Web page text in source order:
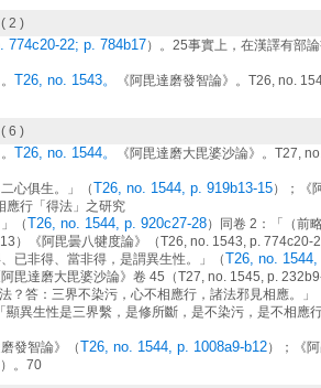
2 )
774c20-22; p. 784b17）。25事實上，在漢譯有部
T26, no. 1543。
《阿毘達磨發智論》。T26, no.
6 )
T26, no. 1544。
《阿毘達磨大毘婆沙論》。T27,
心俱生。」（T26, no. 1544, p. 919b13-15）；《
應行「得法」之研究
（T26, no. 1544, p. 920c27-28）同卷 2：「（前
）《阿毘曇八犍度論》（T26, no. 1543, p. 774c20-
已非得、當非得，是謂異生性。」（T26, no. 1544,
毘達磨大毘婆沙論》卷 45（T27, no. 1545, p. 232b9-
？答：三界不染污，心不相應行，諸法邪見相應。」
顯異生性是三界繫，是修所斷，是不染污，是不相應
發智論》（T26, no. 1544, p. 1008a9-b12）；《
。70